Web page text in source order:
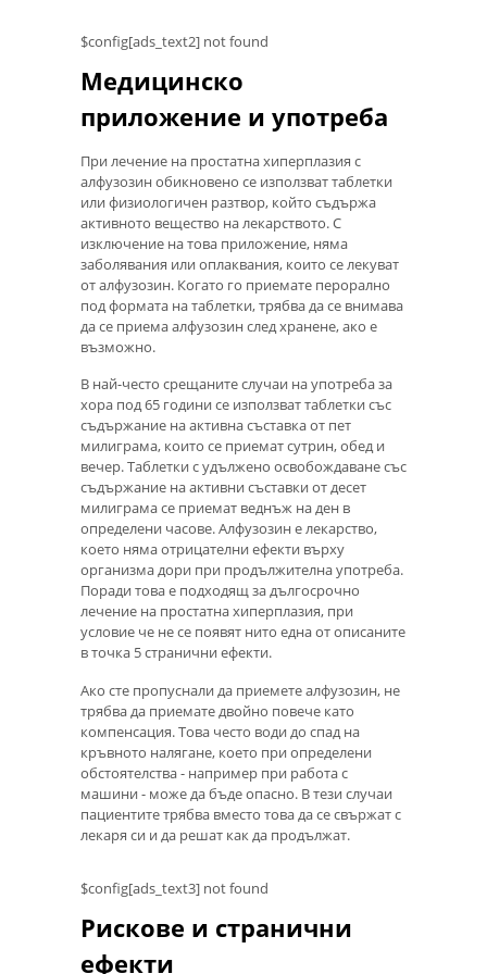
$config[ads_text2] not found
Медицинско
приложение и употреба
При лечение на простатна хиперплазия с
алфузозин обикновено се използват таблетки
или физиологичен разтвор, който съдържа
активното вещество на лекарството. С
изключение на това приложение, няма
заболявания или оплаквания, които се лекуват
от алфузозин. Когато го приемате перорално
под формата на таблетки, трябва да се внимава
да се приема алфузозин след хранене, ако е
възможно.
В най-често срещаните случаи на употреба за
хора под 65 години се използват таблетки със
съдържание на активна съставка от пет
милиграма, които се приемат сутрин, обед и
вечер. Таблетки с удължено освобождаване със
съдържание на активни съставки от десет
милиграма се приемат веднъж на ден в
определени часове. Алфузозин е лекарство,
което няма отрицателни ефекти върху
организма дори при продължителна употреба.
Поради това е подходящ за дългосрочно
лечение на простатна хиперплазия, при
условие че не се появят нито една от описаните
в точка 5 странични ефекти.
Ако сте пропуснали да приемете алфузозин, не
трябва да приемате двойно повече като
компенсация. Това често води до спад на
кръвното налягане, което при определени
обстоятелства - например при работа с
машини - може да бъде опасно. В тези случаи
пациентите трябва вместо това да се свържат с
лекаря си и да решат как да продължат.
$config[ads_text3] not found
Рискове и странични
ефекти